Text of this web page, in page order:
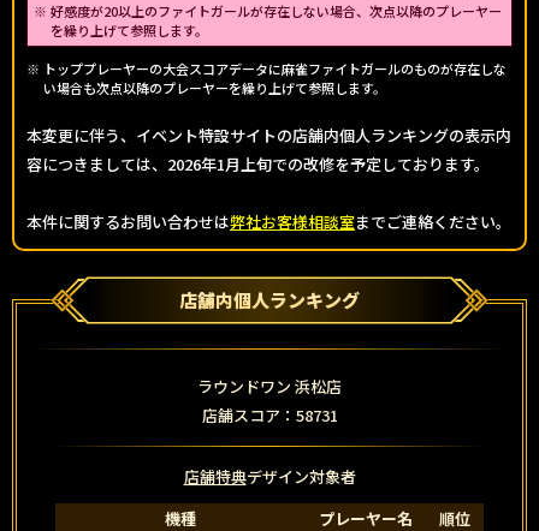
好感度が20以上のファイトガールが存在しない場合、次点以降のプレーヤー
を繰り上げて参照します。
トッププレーヤーの大会スコアデータに麻雀ファイトガールのものが存在しな
い場合も次点以降のプレーヤーを繰り上げて参照します。
本変更に伴う、イベント特設サイトの店舗内個人ランキングの表示内
容につきましては、2026年1月上旬での改修を予定しております。
本件に関するお問い合わせは弊社お客様相談室までご連絡ください。
店舗内個人ランキング
ラウンドワン 浜松店
店舗スコア：58731
店舗特典デザイン対象者
機種
プレーヤー名
順位